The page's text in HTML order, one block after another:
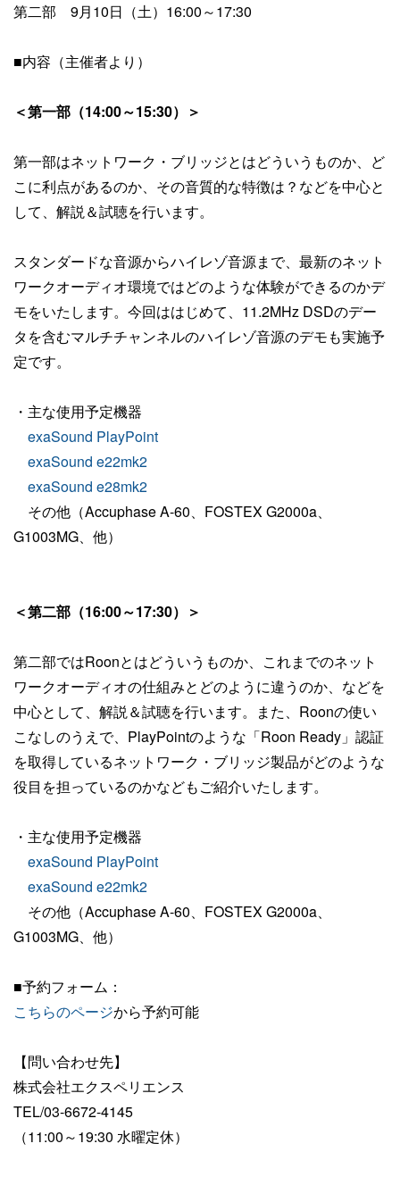
第二部 9月10日（土）16:00～17:30
■内容（主催者より）
＜第一部（14:00～15:30）＞
第一部はネットワーク・ブリッジとはどういうものか、ど
こに利点があるのか、その音質的な特徴は？などを中心と
して、解説＆試聴を行います。
スタンダードな音源からハイレゾ音源まで、最新のネット
ワークオーディオ環境ではどのような体験ができるのかデ
モをいたします。今回ははじめて、11.2MHz DSDのデー
タを含むマルチチャンネルのハイレゾ音源のデモも実施予
定です。
・主な使用予定機器
exaSound PlayPoint
exaSound e22mk2
exaSound e28mk2
その他（Accuphase A-60、FOSTEX G2000a、
G1003MG、他）
＜第二部（16:00～17:30）＞
第二部ではRoonとはどういうものか、これまでのネット
ワークオーディオの仕組みとどのように違うのか、などを
中心として、解説＆試聴を行います。また、Roonの使い
こなしのうえで、PlayPointのような「Roon Ready」認証
を取得しているネットワーク・ブリッジ製品がどのような
役目を担っているのかなどもご紹介いたします。
・主な使用予定機器
exaSound PlayPoint
exaSound e22mk2
その他（Accuphase A-60、FOSTEX G2000a、
G1003MG、他）
■予約フォーム：
こちらのページから予約可能
【問い合わせ先】
株式会社エクスペリエンス
TEL/03-6672-4145
（11:00～19:30 水曜定休）